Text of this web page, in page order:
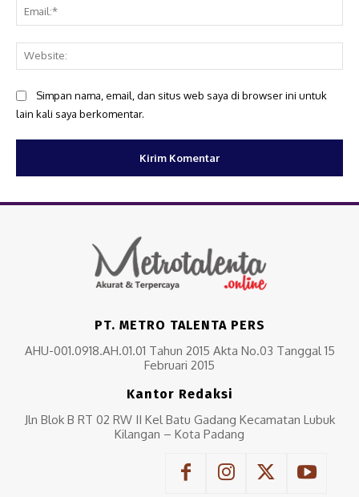
Simpan nama, email, dan situs web saya di browser ini untuk
lain kali saya berkomentar.
PT. METRO TALENTA PERS
AHU-001.0918.AH.01.01 Tahun 2015 Akta No.03 Tanggal 15
Februari 2015
Kantor Redaksi
Jln Blok B RT 02 RW II Kel Batu Gadang Kecamatan Lubuk
Kilangan – Kota Padang